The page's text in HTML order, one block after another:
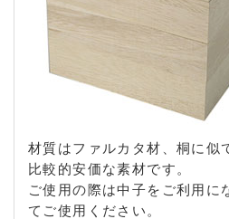
材質はファルカタ材、桐に似
比較的安価な素材です。
ご使用の際は中子をご利用に
てご使用ください。